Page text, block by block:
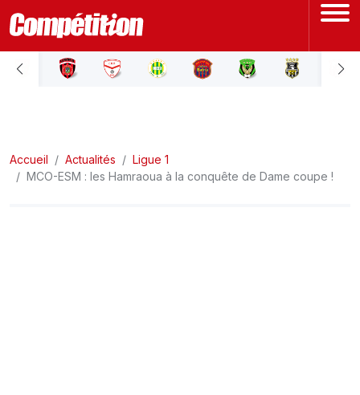
ACCUEIL
LIGUE 2
Accueil Actualités
Ligue 1
MCO-ESM : les Hamraoua à la conquête de Dame coupe !